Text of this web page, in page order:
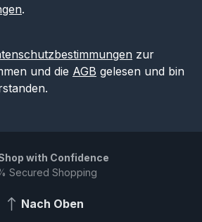
.
zur
und die AGB gelesen und bin
with Confidence
Secured Shopping
Nach Oben